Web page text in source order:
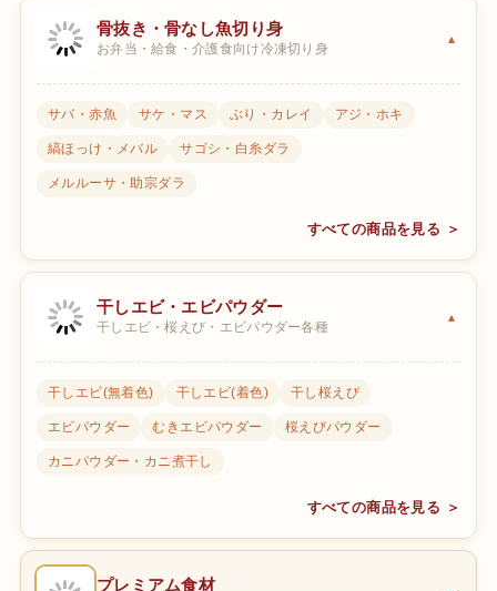
骨抜き・骨なし魚切り身
お弁当・給食・介護食向け冷凍切り身
サバ・赤魚 サケ・マス ぶり・カレイ アジ・ホキ
縞ほっけ・メバル サゴシ・白糸ダラ
メルルーサ・助宗ダラ
すべての商品を見る ＞
干しエビ・エビパウダー
干しエビ・桜えび・エビパウダー各種
干しエビ(無着色) 干しエビ(着色) 干し桜えび
エビパウダー むきエビパウダー 桜えびパウダー
カニパウダー・カニ煮干し
すべての商品を見る ＞
プレミアム食材